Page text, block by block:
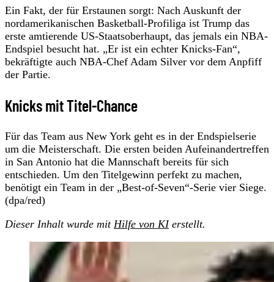
Ein Fakt, der für Erstaunen sorgt: Nach Auskunft der
nordamerikanischen Basketball-Profiliga ist Trump das
erste amtierende US-Staatsoberhaupt, das jemals ein NBA-
Endspiel besucht hat. „Er ist ein echter Knicks-Fan“,
bekräftigte auch NBA-Chef Adam Silver vor dem Anpfiff
der Partie.
Knicks mit Titel-Chance
Für das Team aus New York geht es in der Endspielserie
um die Meisterschaft. Die ersten beiden Aufeinandertreffen
in San Antonio hat die Mannschaft bereits für sich
entschieden. Um den Titelgewinn perfekt zu machen,
benötigt ein Team in der „Best-of-Seven“-Serie vier Siege.
(dpa/red)
Dieser Inhalt wurde mit Hilfe von KIerstellt.